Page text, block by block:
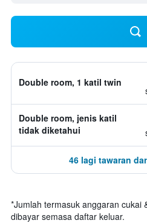
Double room, 1 katil twin
Double room, jenis katil
tidak diketahui
46 lagi tawaran
*Jumlah termasuk anggaran cukai
dibayar semasa daftar keluar.